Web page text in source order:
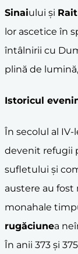
Sinaiului și Rait
lor ascetice în
întâlnirii cu
plină de
Istoricul
În secolul al IV-
devenit refugii
sufletului și
austere au
monahale
rugăciunea
În anii 373 și